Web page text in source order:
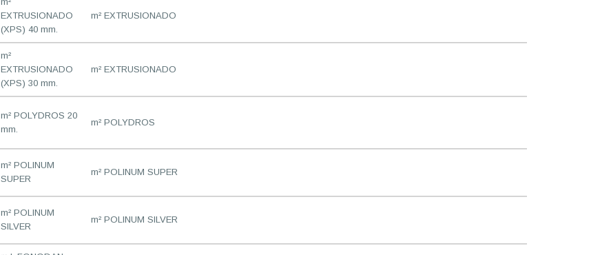
EXTRUSIONADO
(XPS) 40 mm.
m² EXTRUSIONADO
m²
EXTRUSIONADO
(XPS) 30 mm.
m² EXTRUSIONADO
m² POLYDROS 20
mm.
m² POLYDROS
m² POLINUM
SUPER
m² POLINUM SUPER
m² POLINUM
SILVER
m² POLINUM SILVER